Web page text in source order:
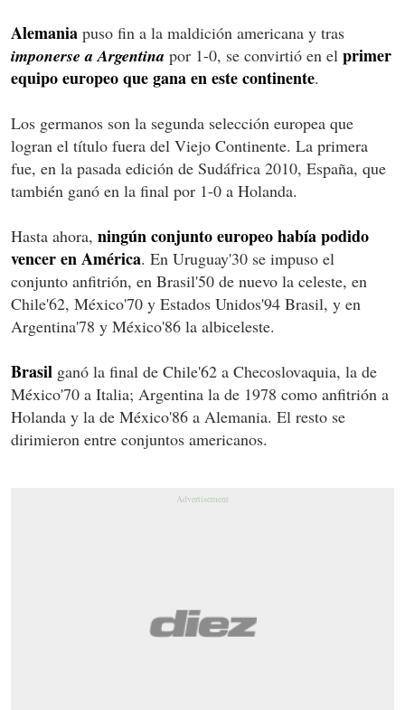
Alemania puso fin a la maldición americana y tras
imponerse a Argentina por 1-0, se convirtió en el primer
equipo europeo que gana en este continente.
Los germanos son la segunda selección europea que
logran el título fuera del Viejo Continente. La primera
fue, en la pasada edición de Sudáfrica 2010, España, que
también ganó en la final por 1-0 a Holanda.
Hasta ahora, ningún conjunto europeo había podido
vencer en América. En Uruguay'30 se impuso el
conjunto anfitrión, en Brasil'50 de nuevo la celeste, en
Chile'62, México'70 y Estados Unidos'94 Brasil, y en
Argentina'78 y México'86 la albiceleste.
Brasil ganó la final de Chile'62 a Checoslovaquia, la de
México'70 a Italia; Argentina la de 1978 como anfitrión a
Holanda y la de México'86 a Alemania. El resto se
dirimieron entre conjuntos americanos.